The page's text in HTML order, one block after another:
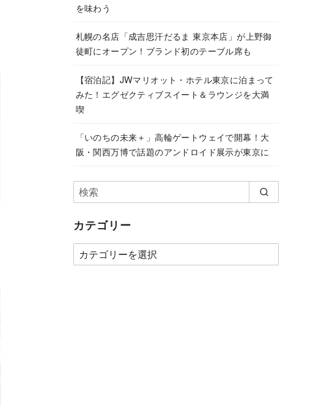
を味わう
札幌の名店「成吉思汗だるま 東京本店」が上野御
徒町にオープン！ブランド初のテーブル席も
【宿泊記】JWマリオット・ホテル東京に泊まって
みた！エグゼクティブスイート＆ラウンジを大満
喫
「いのちの未来＋」高輪ゲートウェイで開幕！大
阪・関西万博で話題のアンドロイド展示が東京に
カテゴリー
カ
テ